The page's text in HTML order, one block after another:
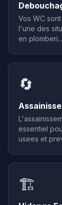
Vos WC
l'une des
en plomberi...
🔄
essentiel
usees et
🏗️